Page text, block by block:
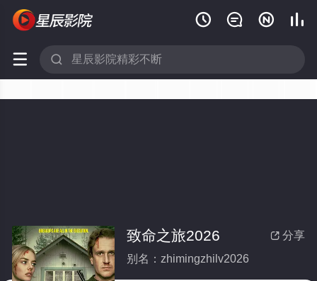
   
 
 分享
致命之旅2026
别名：zhimingzhilv2026